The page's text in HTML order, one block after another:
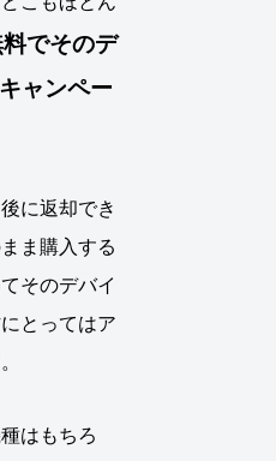
でそのデ
ャンペー
に返却でき
ま購入する
そのデバイ
とってはア
はもちろ